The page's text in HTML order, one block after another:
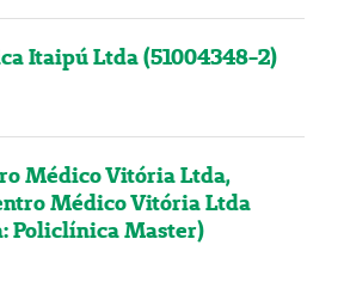
Itaipú Ltda (51004348-2)
Médico Vitória Ltda,
Médico Vitória Ltda
Policlínica Master)